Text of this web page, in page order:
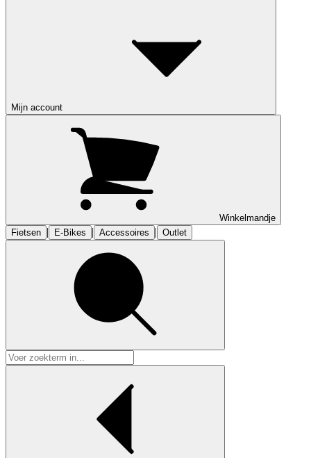
Mijn account
Winkelmandje
Fietsen | E-Bikes | Accessoires | Outlet